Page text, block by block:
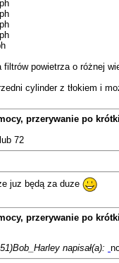
filtrów powietrza o różnej
cylinder z tłokiem i
przerywanie po
72
juz będą za duze
przerywanie po
Bob_Harley napisał(a):